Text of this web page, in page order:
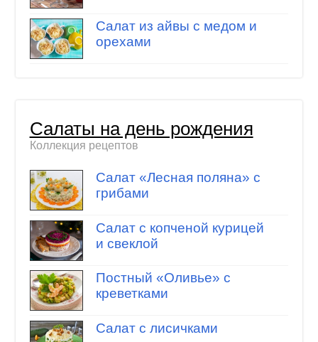
Салат из айвы с медом и
орехами
Салаты на день рождения
Коллекция рецептов
Салат «Лесная поляна» с
грибами
Салат с копченой курицей
и свеклой
Постный «Оливье» с
креветками
Салат с лисичками